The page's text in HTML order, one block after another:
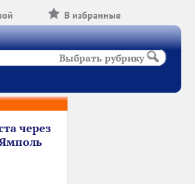
В избранные
Выбрать рубрику
через